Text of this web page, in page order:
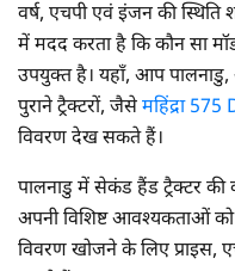
वर्ष, एचपी एवं इंजन की स्थिति
में मदद करता है कि कौन सा
उपयुक्त है। यहाँ, आप पालनाडु,
पुराने ट्रैक्टरों, जैसेमहिंद्रा 575
विवरण देख सकते हैं।
पालनाडु में सेकंड हैंड ट्रैक्टर
अपनी विशिष्ट आवश्यकताओं को
विवरण खोजने के लिए प्राइस,